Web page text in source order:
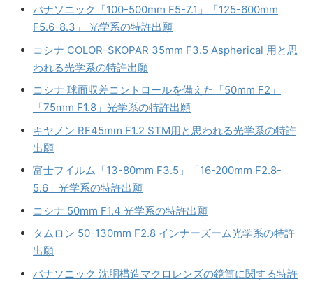
パナソニック「100-500mm F5-7.1」「125-600mm
F5.6-8.3」 光学系の特許出願
コシナ COLOR-SKOPAR 35mm F3.5 Aspherical 用と思
われる光学系の特許出願
コシナ 球面収差コントロールを備えた「50mm F2」
「75mm F1.8」光学系の特許出願
キヤノン RF45mm F1.2 STM用と思われる光学系の特許
出願
富士フイルム「13-80mm F3.5」「16-200mm F2.8-
5.6」光学系の特許出願
コシナ 50mm F1.4 光学系の特許出願
タムロン 50-130mm F2.8 インナーズーム光学系の特許
出願
パナソニック 沈胴構造マクロレンズの鏡筒に関する特許